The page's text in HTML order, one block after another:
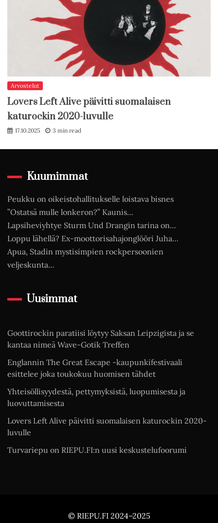
Arvostelut
Lovers Left Alive päivitti suomalaisen
katurockin 2020-luvulle
17.10.2025 3 min read
Kuumimmat
Peukku on oikeistohallitukselle loistava bisnes
”Ostatsä mulle lonkeron?” Kaunis…
Lapsiheviyhtye Sturm Und Drangin tarina on…
Loppu lähellä? Ex-moottorisahajonglööri Juha…
Apua, Stadin mystisimpien rockpersoonien
veljeskunta…
Uusimmat
Goottirockin paratiisi löytyy Saksan Leipzigista ja se
kantaa nimeä Wave-Gotik Treffen
Englannin The Great Escape -kaupunkifestivaali
esittelee joka toukokuu huomisen tähdet
Yhteisöllisyydestä, pettymyksistä, luopumisesta ja
luovuttamisesta
Lovers Left Alive päivitti suomalaisen katurockin 2020-
luvulle
Turvariepu on RIEPU.FI:n uusi keskustelufoorumi
© RIEPU.FI 2024–2025